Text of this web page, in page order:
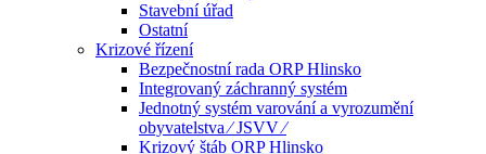
Stavební úřad
Ostatní
Krizové řízení
Bezpečnostní rada ORP Hlinsko
Integrovaný záchranný systém
Jednotný systém varování a vyrozumění
obyvatelstva ⁄ JSVV ⁄
Krizový štáb ORP Hlinsko